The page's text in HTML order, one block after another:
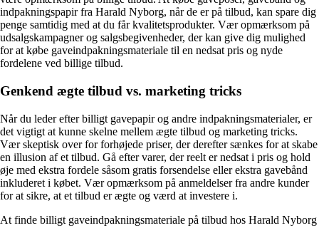
indpakningspapir fra Harald Nyborg, når de er på tilbud, kan spare dig
penge samtidig med at du får kvalitetsprodukter. Vær opmærksom på
udsalgskampagner og salgsbegivenheder, der kan give dig mulighed
for at købe gaveindpakningsmateriale til en nedsat pris og nyde
fordelene ved billige tilbud.
Genkend ægte tilbud vs. marketing tricks
Når du leder efter billigt gavepapir og andre indpakningsmaterialer, er
det vigtigt at kunne skelne mellem ægte tilbud og marketing tricks.
Vær skeptisk over for forhøjede priser, der derefter sænkes for at skabe
en illusion af et tilbud. Gå efter varer, der reelt er nedsat i pris og hold
øje med ekstra fordele såsom gratis forsendelse eller ekstra gavebånd
inkluderet i købet. Vær opmærksom på anmeldelser fra andre kunder
for at sikre, at et tilbud er ægte og værd at investere i.
At finde billigt gaveindpakningsmateriale på tilbud hos Harald Nyborg